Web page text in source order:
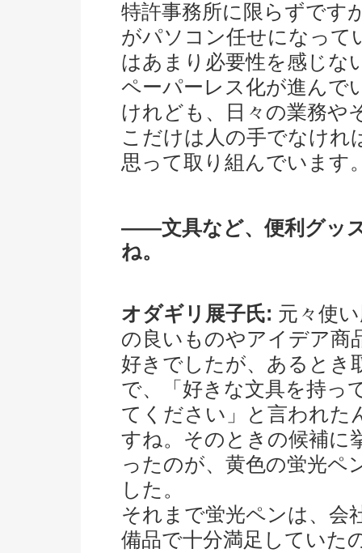
特許事務所に限らずです
がパソコン任せになって
はあまり必要性を感じな
ペーパーレス化が進んで
けれども、日々の業務や
こだけは人の手でなけれ
思って取り組んでいます
――文具など、便利グッ
ね。
オダギリ展子氏: 元々使
の良いものやアイデア商
好きでしたが、あるとき
で、「好きな文具を持っ
てください」と言われた
すね。そのときの候補に
ったのが、黄色の蛍光ペ
した。
それまで蛍光ペンは、会
備品で十分満足していた